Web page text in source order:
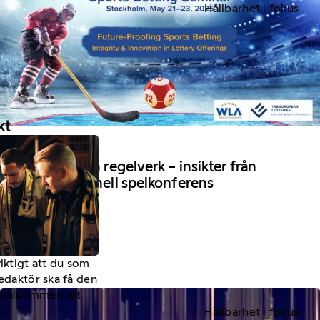
att du som
ska få den
att
Hållbarhet i fokus
28 Maj 2025
Ansvar, AI och regelverk – insikter från
en internationell spelkonferens
Hållbarhet i fokus